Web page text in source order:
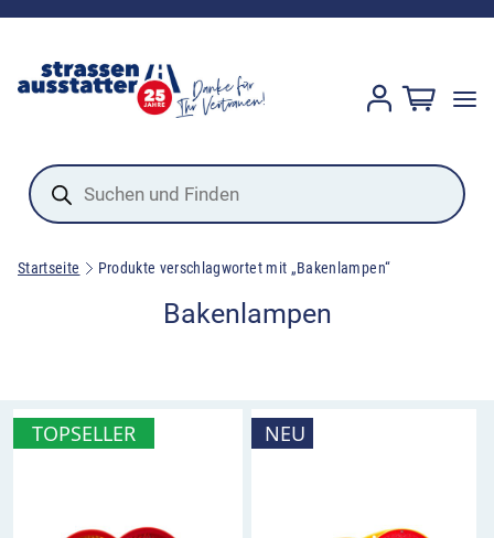
Products
search
Startseite Produkte verschlagwortet mit „Bakenlampen“
Bakenlampen
TOPSELLER NEU